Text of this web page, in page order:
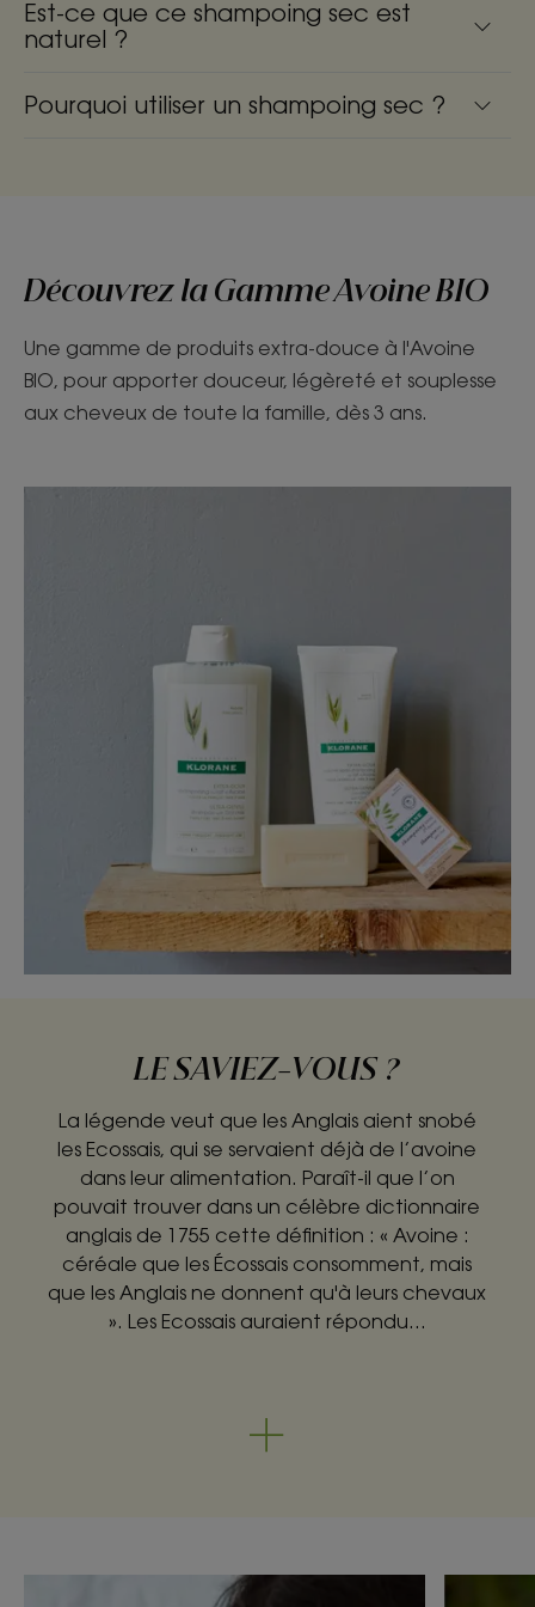
Est-ce que ce shampoing sec est
naturel ?
Pourquoi utiliser un shampoing sec ?
Découvrez la Gamme Avoine BIO
Une gamme de produits extra-douce à l'Avoine
BIO, pour apporter douceur, légèreté et souplesse
aux cheveux de toute la famille, dès 3 ans.
LE SAVIEZ-VOUS ?
La légende veut que les Anglais aient snobé
les Ecossais, qui se servaient déjà de l’avoine
dans leur alimentation. Paraît-il que l’on
pouvait trouver dans un célèbre dictionnaire
anglais de 1755 cette définition : « Avoine :
céréale que les Écossais consomment, mais
que les Anglais ne donnent qu'à leurs chevaux
». Les Ecossais auraient répondu…